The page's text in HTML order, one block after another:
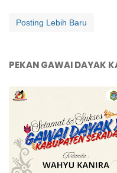
Posting Lebih Baru
PEKAN GAWAI DAYAK